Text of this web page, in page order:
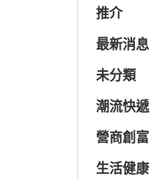
推介
最新消息
未分類
潮流快遞
營商創富
生活健康